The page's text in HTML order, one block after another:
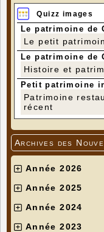
Quizz images
Le patrimoine de
Le petit
Le patrimoine de
Histoire et
Petit patrimoine
Patrimoine
récent
Archives des
Année 2026
Année 2025
Année 2024
Année 2023